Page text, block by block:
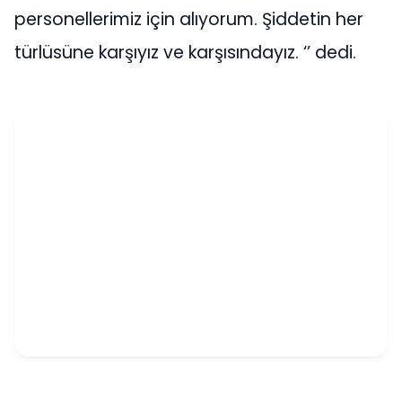
personellerimiz için alıyorum. Şiddetin her
türlüsüne karşıyız ve karşısındayız. ‘’ dedi.